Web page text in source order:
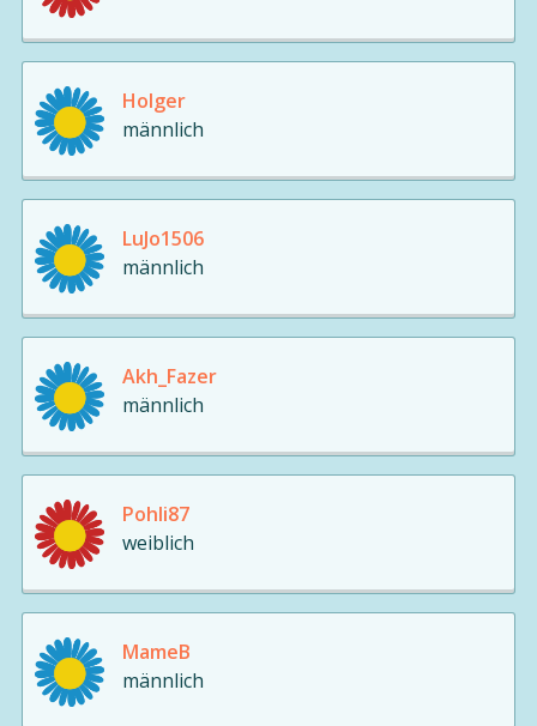
Holger
männlich
LuJo1506
männlich
Akh_Fazer
männlich
Pohli87
weiblich
MameB
männlich